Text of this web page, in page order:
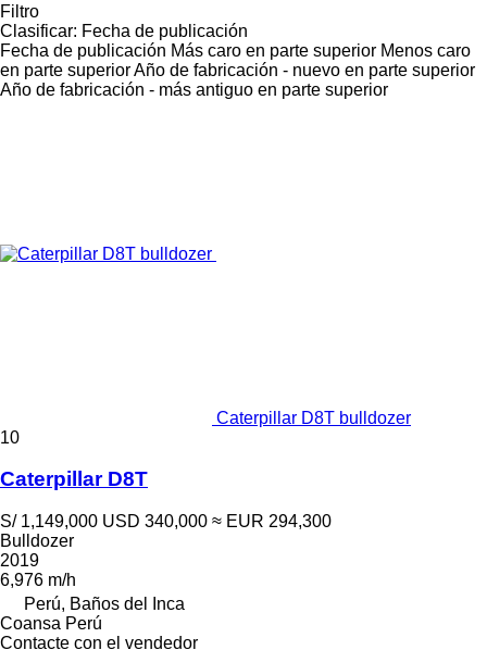
Filtro
Clasificar: Fecha de publicación
Fecha de publicación Más caro en parte superior Menos caro
en parte superiorAño de fabricación - nuevo en parte superior
Año de fabricación - más antiguo en parte superior
Caterpillar D8T bulldozer
10
Caterpillar D8T
S/ 1,149,000 USD 340,000 ≈ EUR 294,300
Bulldozer
2019
6,976 m/h
Perú, Baños del Inca
Coansa Perú
Contacte con el vendedor